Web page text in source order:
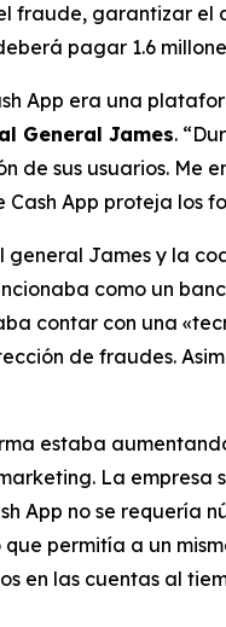
fraude, garantizar
pagar 1.6
App era una
General James.
de sus usuarios.
App proteja los
James y la
como un
contar con una
de fraudes.
estaba
La
App no ​​se requería
permitía a un
en las cuentas al